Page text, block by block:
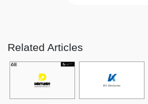
Related Articles